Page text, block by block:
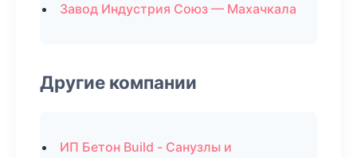
Завод Индустрия Союз — Махачкала
Другие компании
ИП Бетон Build - Санузлы и